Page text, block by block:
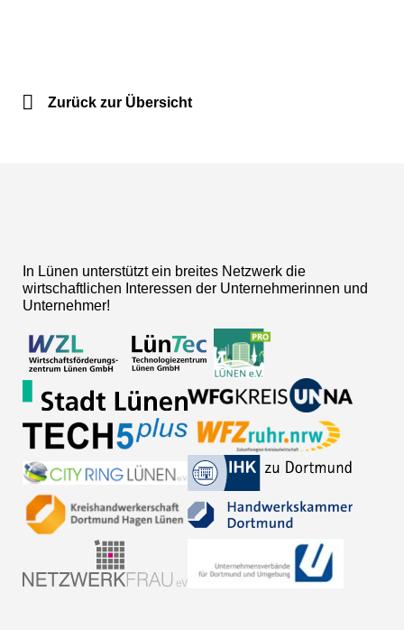
Zurück zur Übersicht
In Lünen unterstützt ein breites Netzwerk die
wirtschaftlichen Interessen der Unternehmerinnen und
Unternehmer!